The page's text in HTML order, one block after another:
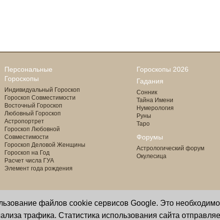
файлов cookie сервисов Google. Это
трафика. Статистика использования сайта
Персональные
Гороскопы
Индивидуальный Гороскоп
Гороскоп Совместимости
Восточный Гороскоп
Любовный Гороскоп
Астропортрет
Гороскоп Любовной
Совместимости
Гороскоп Деловой Женщины
Гороскоп на Год
Расчет числа ГУА
Элемент года рождения
Гороскопы 2026
Гадания
Сонник
Тайна Имени
Нумерология
Руны
Таро
Форумы
Астрологический форум
Окулесица
Copyright © 2000 - 2026 Oculus
Все права защищены
астролог И. Звягина
программист Ю. Данилов